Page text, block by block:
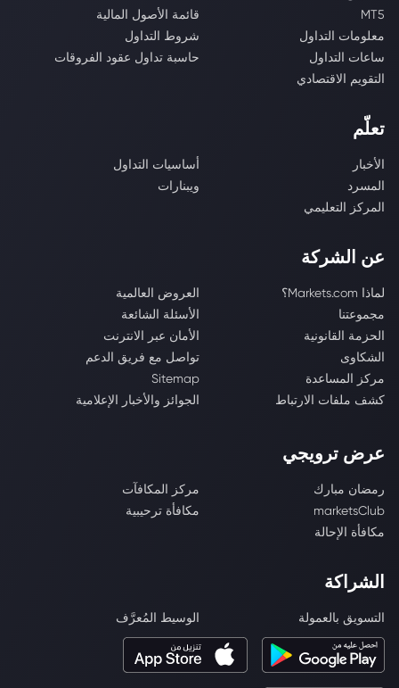
MT5
قائمة الأصول المالية
معلومات التداول
شروط التداول
ساعات التداول
حاسبة تداول عقود الفروقات
التقويم الاقتصادي
تعلّم
الأخبار
أساسيات التداول
المسرد
ويبنارات
المركز التعليمي
عن الشركة
لماذا Markets.com؟
العروض العالمية
مجموعتنا
الأسئلة الشائعة
الحزمة القانونية
الأمان عبر الانترنت
الشكاوى
تواصل مع فريق الدعم
مركز المساعدة
Sitemap
كشف ملفات الارتباط
الجوائز والأخبار الإعلامية
عرض ترويجي
رمضان مبارك
مركز المكافآت
marketsClub
مكافأة ترحيبية
مكافأة الإحالة
الشراكة
التسويق بالعمولة الوسيط المُعرَّف